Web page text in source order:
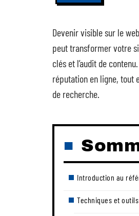
Devenir visible sur le
peut transformer votre
clés et l’audit de
réputation en ligne, tout
de recherche.
Introduction au
Techniques et